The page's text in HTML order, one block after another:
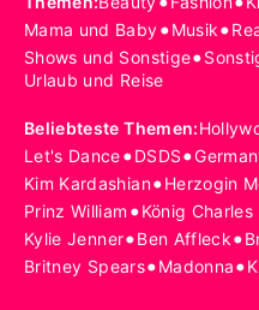
Mama und Baby•Musik•
Shows und Sonstige•
Urlaub und Reise
Beliebteste Themen:
Let's Dance•DSDS•
Kim Kardashian•Herzogin
Prinz William •König Charles
Kylie Jenner•Ben Affleck•
Britney Spears•Madonna•